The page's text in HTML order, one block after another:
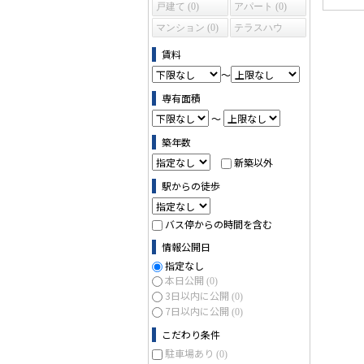
戸建て (0)
アパート (0)
マンション (0)
テラスハウ
賃料
～
専有面積
～
築年数
新築以外
駅からの徒歩
バス停からの時間を含む
情報公開日
指定なし
本日公開 (0)
3日以内に公開 (0)
7日以内に公開 (0)
こだわり条件
駐車場あり (0)